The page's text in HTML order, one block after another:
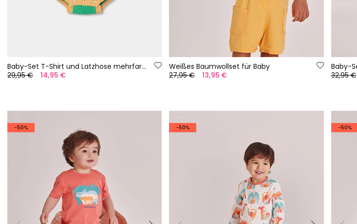
Baby-Set T-Shirt und Latzhose mehrfarbige Streifen
29,95 €
14,95 €
Weißes Baumwollset für Baby
27,95 €
13,95 €
32,95 €
-50% -50% -50%